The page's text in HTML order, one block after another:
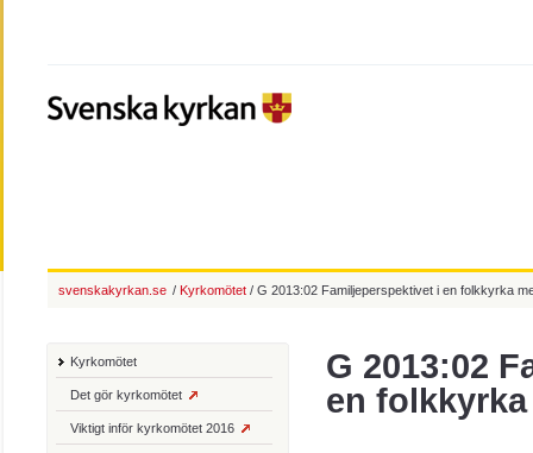
G 2013:02
en
Kyrkomötet
Det gör kyrkomötet
Viktigt inför kyrkomötet 2016
svenskakyrkan.se / Kyrkomötet / G 2013:02 Familjeperspektivet i en folkkyrka